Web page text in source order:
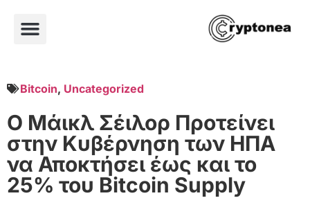
Bitcoin, Uncategorized
Ο Μάικλ Σέιλορ Προτείνει
στην Κυβέρνηση των ΗΠΑ
να Αποκτήσει έως και το
25% του Bitcoin Supply